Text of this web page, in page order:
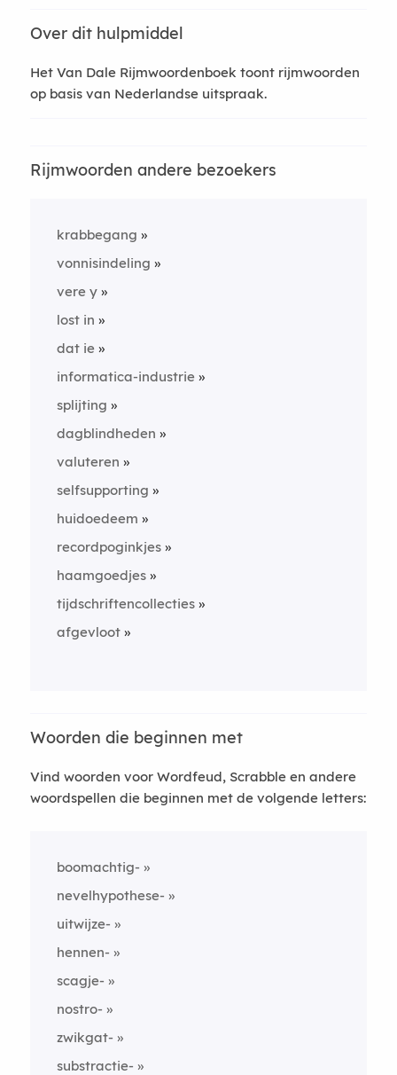
Over dit hulpmiddel
Het Van Dale Rijmwoordenboek toont rijmwoorden
op basis van Nederlandse uitspraak.
Rijmwoorden andere bezoekers
krabbegang
vonnisindeling
vere y
lost in
dat ie
informatica-industrie
splijting
dagblindheden
valuteren
selfsupporting
huidoedeem
recordpoginkjes
haamgoedjes
tijdschriftencollecties
afgevloot
Woorden die beginnen met
Vind woorden voor Wordfeud, Scrabble en andere
woordspellen die beginnen met de volgende letters:
boomachtig-
nevelhypothese-
uitwijze-
hennen-
scagje-
nostro-
zwikgat-
substractie-